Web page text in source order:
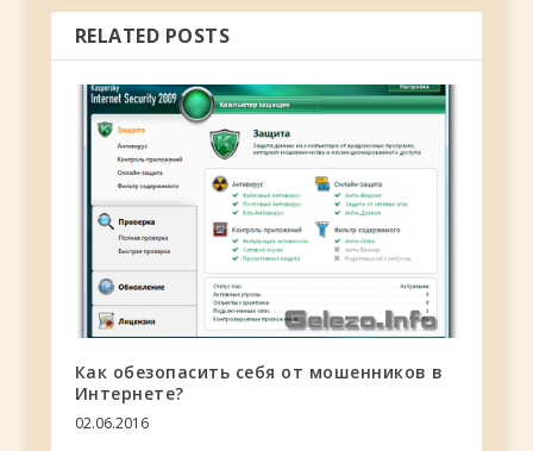
RELATED POSTS
Как обезопасить себя от мошенников в
Интернете?
02.06.2016